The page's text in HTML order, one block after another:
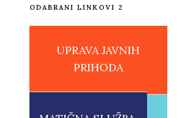
ODABRANI LINKOVI 2
UPRAVA JAVNIH
PRIHODA